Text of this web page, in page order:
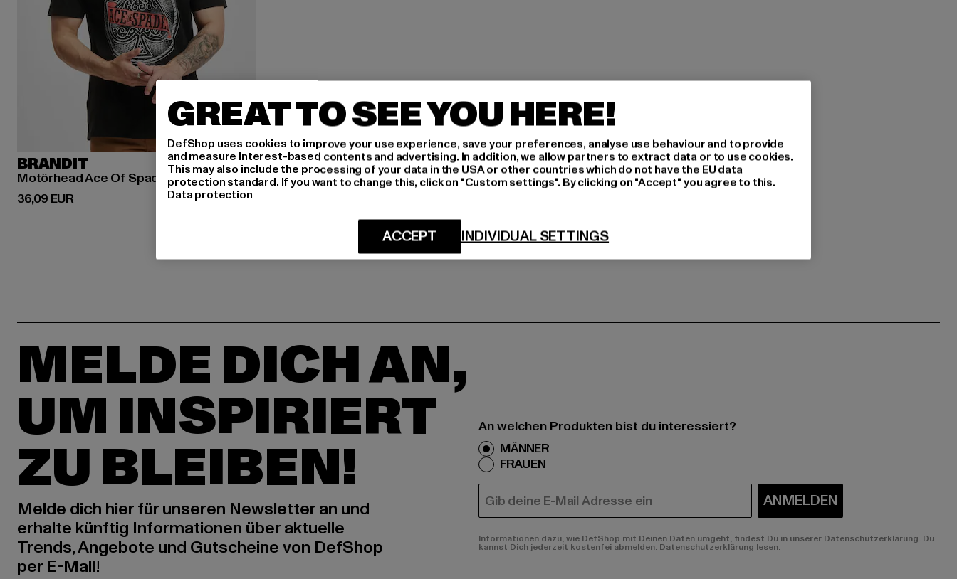
BRANDIT
Motörhead Ace Of Spade
36,09 EUR
Derzeitiger Preis: 36,09 EUR
MELDE DICH AN,
UM INSPIRIERT
ZU BLEIBEN!
Melde dich hier für unseren Newsletter an und
erhalte künftig Informationen über aktuelle
Trends, Angebote und Gutscheine von DefShop
per E-Mail!
An welchen Produkten bist du interessiert?
MÄNNER
FRAUEN
E-MAIL ANMELDEN
Informationen dazu, wie DefShop mit Deinen Daten umgeht, findest Du in unserer Datenschutzerklärung. Du
kannst Dich jederzeit kostenfei abmelden. Datenschutzerklärung lesen.
GREAT TO SEE YOU HERE!
DefShop uses cookies to improve your use experience, save your preferences, analyse use behaviour and to provide
and measure interest-based contents and advertising. In addition, we allow partners to extract data or to use cookies.
This may also include the processing of your data in the USA or other countries which do not have the EU data
protection standard. If you want to change this, click on "Custom settings". By clicking on "Accept" you agree to this.
Data protection
INDIVIDUAL SETTINGS
ACCEPT